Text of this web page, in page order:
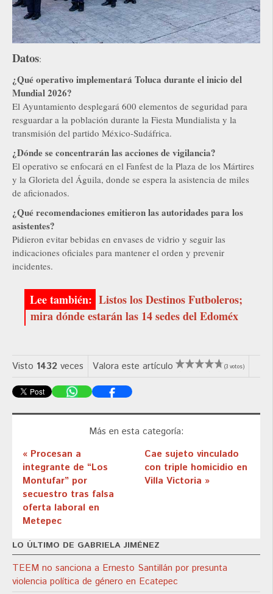
Datos:
¿Qué operativo implementará Toluca durante el inicio del
Mundial 2026?
El Ayuntamiento desplegará 600 elementos de seguridad para
resguardar a la población durante la Fiesta Mundialista y la
transmisión del partido México-Sudáfrica.
¿Dónde se concentrarán las acciones de vigilancia?
El operativo se enfocará en el Fanfest de la Plaza de los Mártires
y la Glorieta del Águila, donde se espera la asistencia de miles
de aficionados.
¿Qué recomendaciones emitieron las autoridades para los
asistentes?
Pidieron evitar bebidas en envases de vidrio y seguir las
indicaciones oficiales para mantener el orden y prevenir
incidentes.
Listos los Destinos Futboleros;
mira dónde estarán las 14 sedes del Edoméx
Visto 1432 veces Valora este artículo (3 votos)
Más en esta categoría:
« Procesan a
integrante de “Los
Montufar” por
secuestro tras falsa
oferta laboral en
Metepec
Cae sujeto vinculado
con triple homicidio en
Villa Victoria »
LO ÚLTIMO DE GABRIELA JIMÉNEZ
TEEM no sanciona a Ernesto Santillán por presunta
violencia política de género en Ecatepec